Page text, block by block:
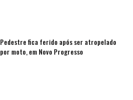
Pedestre fica ferido após ser atropelado
por moto, em Novo Progresso